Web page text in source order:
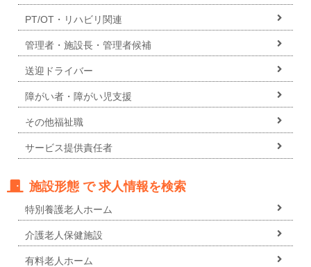
PT/OT・リハビリ関連
管理者・施設長・管理者候補
送迎ドライバー
障がい者・障がい児支援
その他福祉職
サービス提供責任者
施設形態 で 求人情報を検索
特別養護老人ホーム
介護老人保健施設
有料老人ホーム